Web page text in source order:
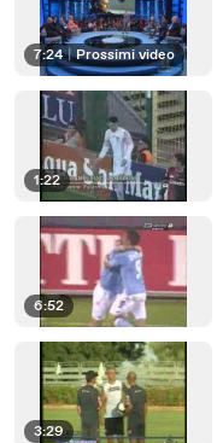
7:24 | Prossimi video
1:22
6:52
3:29